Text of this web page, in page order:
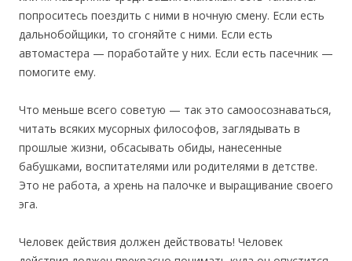
попроситесь поездить с ними в ночную смену. Если есть
дальнобойщики, то сгоняйте с ними. Если есть
автомастера — поработайте у них. Если есть пасечник —
помогите ему.
Что меньше всего советую — так это самоосознаваться,
читать всяких мусорных философов, заглядывать в
прошлые жизни, обсасывать обиды, нанесенные
бабушками, воспитателями или родителями в детстве.
Это не работа, а хрень на палочке и выращивание своего
эга.
Человек действия должен действовать! Человек